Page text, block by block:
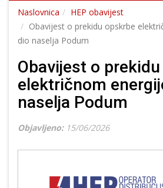
Naslovnica
HEP obavijest
Obavijest o prekidu opskrbe
dio naselja Podum
Obavijest o
električnom
naselja Podum
Objavljeno: 15/06/2026